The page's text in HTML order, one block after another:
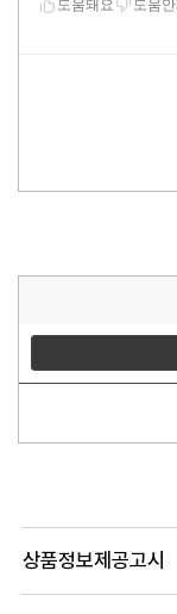
상품정보제공고시